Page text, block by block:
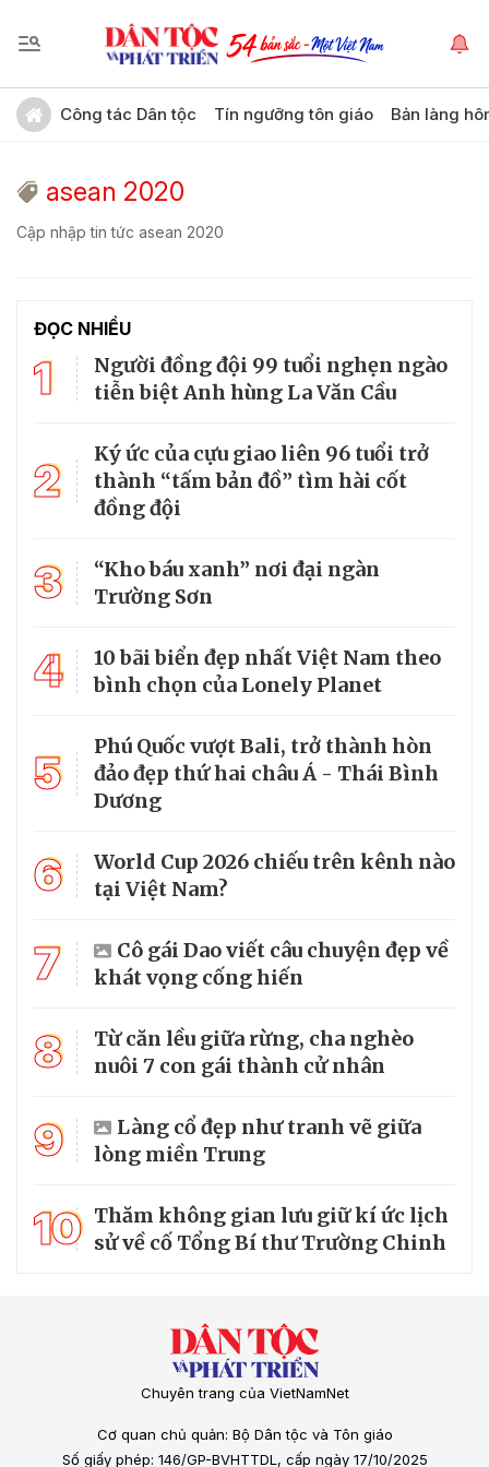
Công tác Dân tộc Tín ngưỡng tôn giáo Bản làng
asean 2020
Cập nhập tin tức asean 2020
ĐỌC NHIỀU
1
Người đồng đội 99 tuổi nghẹn ngào
tiễn biệt Anh hùng La Văn Cầu
2
Ký ức của cựu giao liên 96 tuổi trở
thành “tấm bản đồ” tìm hài cốt
đồng đội
3
“Kho báu xanh” nơi đại ngàn
Trường Sơn
4
10 bãi biển đẹp nhất Việt Nam theo
bình chọn của Lonely Planet
5
Phú Quốc vượt Bali, trở thành hòn
đảo đẹp thứ hai châu Á - Thái Bình
Dương
6
World Cup 2026 chiếu trên kênh nào
tại Việt Nam?
7
Cô gái Dao viết câu chuyện đẹp về
khát vọng cống hiến
8
Từ căn lều giữa rừng, cha nghèo
nuôi 7 con gái thành cử nhân
9
Làng cổ đẹp như tranh vẽ giữa
lòng miền Trung
10 Thăm không gian lưu giữ kí ức lịch
sử về cố Tổng Bí thư Trường Chinh
Chuyên trang của VietNamNet
Cơ quan chủ quản: Bộ Dân tộc và Tôn giáo
Số giấy phép: 146/GP-BVHTTDL, cấp ngày 17/10/2025